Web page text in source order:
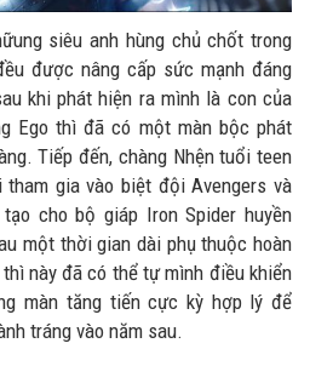
siêu anh hùng chủ chốt trong
được nâng cấp sức mạnh đáng
khi phát hiện ra mình là con của
Ego thì đã có một màn bộc phát
Tiếp đến, chàng Nhện tuổi teen
gia vào biệt đội Avengers và
cho bộ giáp Iron Spider huyền
một thời gian dài phụ thuộc hoàn
này đã có thể tự mình điều khiển
màn tăng tiến cực kỳ hợp lý để
tráng vào năm sau.